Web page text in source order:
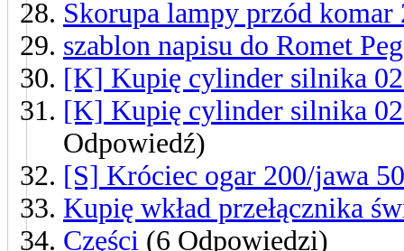
Skorupa lampy przód komar
szablon napisu do Romet
[K] Kupię cylinder silnika
[K] Kupię cylinder silnika
Odpowiedź)
[S] Króciec ogar 200/jawa
Kupię wkład przełącznika
Części (6 Odpowiedzi)